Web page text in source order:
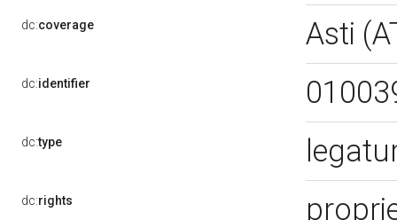
dc:coverage Asti
dc:identifier
dc:type
dc:rights